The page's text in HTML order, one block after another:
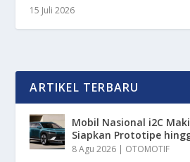
15 Juli 2026
ARTIKEL TERBARU
Mobil Nasional i2C
Siapkan Prototipe
8 Agu 2026 | OTOMOTIF